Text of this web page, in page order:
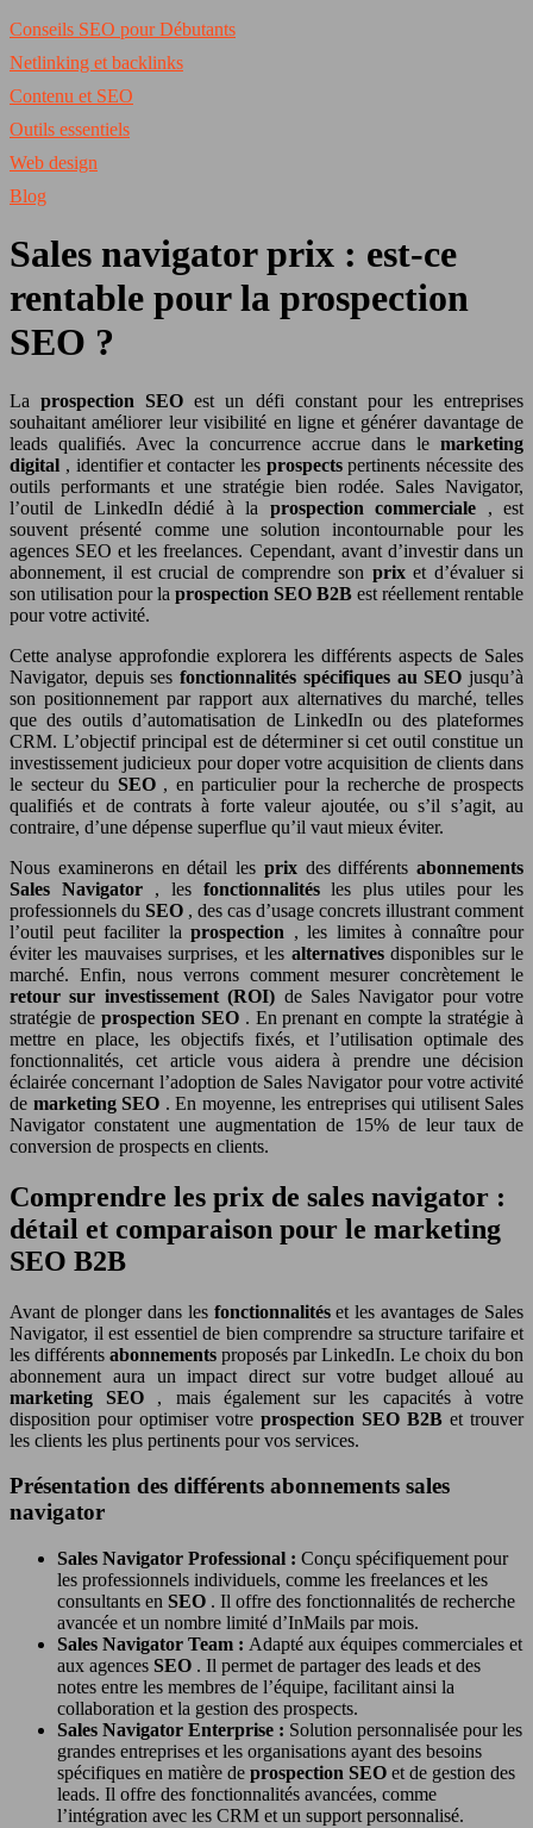
Conseils SEO pour Débutants
Netlinking et backlinks
Contenu et SEO
Outils essentiels
Web design
Blog
Sales navigator prix : est-ce
rentable pour la prospection
SEO ?
Laprospection SEOest un défi constant pour les entreprises
souhaitant améliorer leur visibilité en ligne et générer davantage de
leads qualifiés. Avec la concurrence accrue dans le marketing
digital , identifier et contacter les prospectspertinents nécessite des
outils performants et une stratégie bien rodée. Sales Navigator,
l’outil de LinkedIn dédié à la prospection commerciale , est
souvent présenté comme une solution incontournable pour les
agences SEO et les freelances. Cependant, avant d’investir dans un
abonnement, il est crucial de comprendre son prixet d’évaluer si
son utilisation pour la prospection SEO B2B est réellement rentable
pour votre activité.
Cette analyse approfondie explorera les différents aspects de Sales
Navigator, depuis sesfonctionnalités spécifiques au SEOjusqu’à
son positionnement par rapport aux alternatives du marché, telles
que des outils d’automatisation de LinkedIn ou des plateformes
CRM. L’objectif principal est de déterminer si cet outil constitue un
investissement judicieux pour doper votre acquisition de clients dans
le secteur du SEO , en particulier pour la recherche de prospects
qualifiés et de contrats à forte valeur ajoutée, ou s’il s’agit, au
contraire, d’une dépense superflue qu’il vaut mieux éviter.
Nous examinerons en détail les prix des différents abonnements
Sales Navigator , les fonctionnalitésles plus utiles pour les
professionnels du SEO , des cas d’usage concrets illustrant comment
l’outil peut faciliter la prospection , les limites à connaître pour
éviter les mauvaises surprises, et les alternativesdisponibles sur le
marché. Enfin, nous verrons comment mesurer concrètement le
retour sur investissement (ROI) de Sales Navigator pour votre
stratégie de prospection SEO . En prenant en compte la stratégie à
mettre en place, les objectifs fixés, et l’utilisation optimale des
fonctionnalités, cet article vous aidera à prendre une décision
éclairée concernant l’adoption de Sales Navigator pour votre activité
de marketing SEO . En moyenne, les entreprises qui utilisent Sales
Navigator constatent une augmentation de 15% de leur taux de
conversion de prospects en clients.
Comprendre les prix de sales navigator :
détail et comparaison pour le marketing
SEO B2B
Avant de plonger dans les fonctionnalitéset les avantages de Sales
Navigator, il est essentiel de bien comprendre sa structure tarifaire et
les différents abonnements proposés par LinkedIn. Le choix du bon
abonnement aura un impact direct sur votre budget alloué au
marketing SEO , mais également sur les capacités à votre
disposition pour optimiser votre prospection SEO B2B et trouver
les clients les plus pertinents pour vos services.
Présentation des différents abonnements sales
navigator
Sales Navigator Professional : Conçu spécifiquement pour
les professionnels individuels, comme les freelances et les
consultants en SEO . Il offre des fonctionnalités de recherche
avancée et un nombre limité d’InMails par mois.
Sales Navigator Team : Adapté aux équipes commerciales et
aux agences SEO . Il permet de partager des leads et des
notes entre les membres de l’équipe, facilitant ainsi la
collaboration et la gestion des prospects.
Sales Navigator Enterprise : Solution personnalisée pour les
grandes entreprises et les organisations ayant des besoins
spécifiques en matière de prospection SEO et de gestion des
leads. Il offre des fonctionnalités avancées, comme
l’intégration avec les CRM et un support personnalisé.